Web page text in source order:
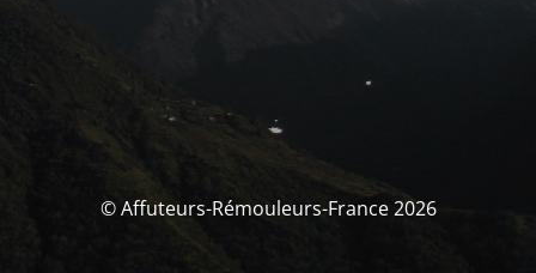
© Affuteurs-Rémouleurs-France 2026